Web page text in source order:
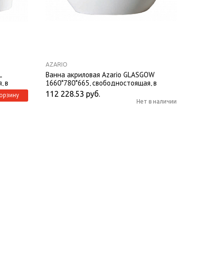
в
AZARIO
Ванна акриловая Azario GLASGOW
1660*780*665, свободностоящая, в
комплекте с сифоном и металлической
рамой
112 228.53 руб.
Нет в наличии